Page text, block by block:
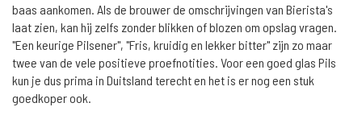
baas aankomen. Als de brouwer de omschrijvingen van Bierista's
laat zien, kan hij zelfs zonder blikken of blozen om opslag vragen.
"Een keurige Pilsener", "Fris, kruidig en lekker bitter" zijn zo maar
twee van de vele positieve proefnotities. Voor een goed glas Pils
kun je dus prima in Duitsland terecht en het is er nog een stuk
goedkoper ook.